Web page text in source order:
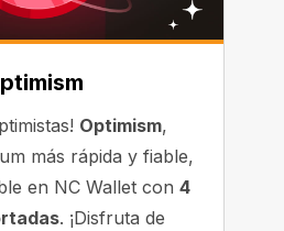
Optimism,
más rápida y fiable,
en NC Wallet con 4
. ¡Disfruta de